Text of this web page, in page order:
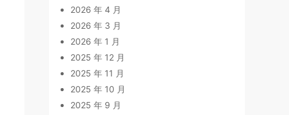
2026 年 4 月
2026 年 3 月
2026 年 1 月
2025 年 12 月
2025 年 11 月
2025 年 10 月
2025 年 9 月